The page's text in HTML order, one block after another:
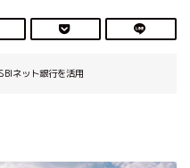
ネット銀行を活用